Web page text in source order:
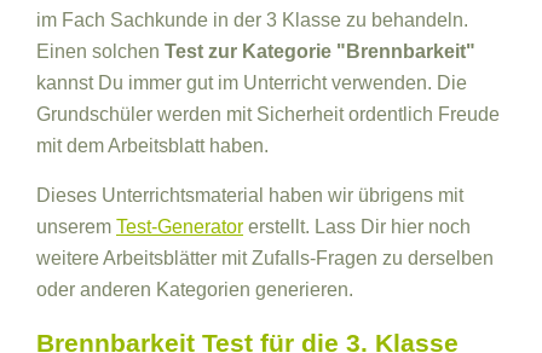
im Fach Sachkunde in der 3 Klasse zu behandeln.
Einen solchen Test zur Kategorie "Brennbarkeit"
kannst Du immer gut im Unterricht verwenden. Die
Grundschüler werden mit Sicherheit ordentlich Freude
mit dem Arbeitsblatt haben.
Dieses Unterrichtsmaterial haben wir übrigens mit
unserem Test-Generator erstellt. Lass Dir hier noch
weitere Arbeitsblätter mit Zufalls-Fragen zu derselben
oder anderen Kategorien generieren.
Brennbarkeit Test für die 3. Klasse